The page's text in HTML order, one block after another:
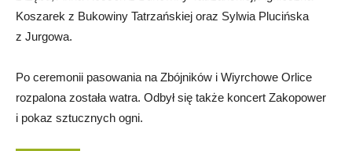
Koszarek z Bukowiny Tatrzańskiej oraz Sylwia Plucińska
z Jurgowa.
Po ceremonii pasowania na Zbójników i Wiyrchowe Orlice
rozpalona została watra. Odbył się także koncert Zakopower
i pokaz sztucznych ogni.